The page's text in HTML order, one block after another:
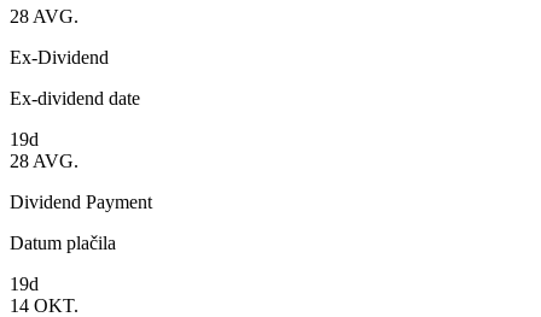
28 AVG.
Ex-Dividend
Ex-dividend date
19d
28 AVG.
Dividend Payment
Datum plačila
19d
14 OKT.